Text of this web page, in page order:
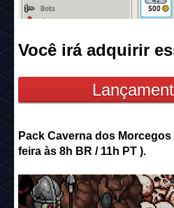
Você irá adquirir
Pack Caverna dos
feira às 8h BR / 11h PT ).